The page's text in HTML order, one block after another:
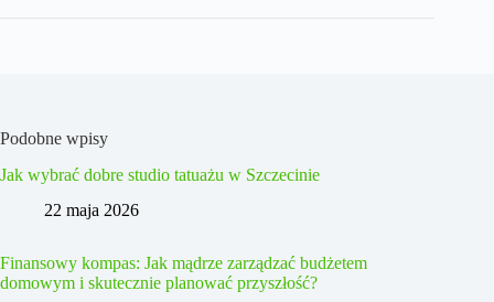
Podobne wpisy
Jak wybrać dobre studio tatuażu w Szczecinie
22 maja 2026
Finansowy kompas: Jak mądrze zarządzać budżetem
domowym i skutecznie planować przyszłość?